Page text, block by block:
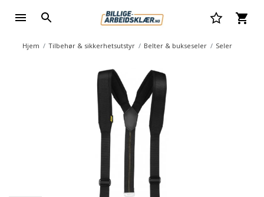
Hjem Tilbehør & sikkerhetsutstyr Belter & bukseseler Seler